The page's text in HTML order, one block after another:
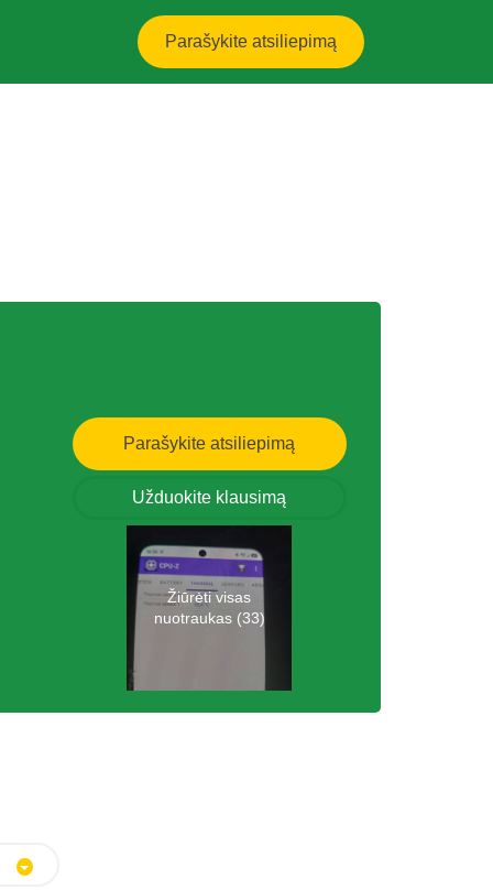
Parašykite atsiliepimą
Parašykite atsiliepimą
Užduokite klausimą
Žiūrėti visas
nuotraukas (33)